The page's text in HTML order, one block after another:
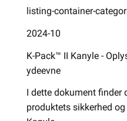
listing-container-
2024-10
K-Pack™ II Kanyle -
ydeevne
I dette dokument finder
produktets sikkerhed